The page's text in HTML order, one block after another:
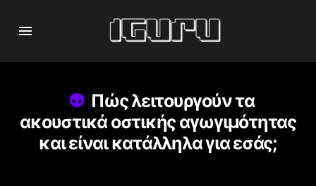
Πώς λειτουργούν τα
ακουστικά οστικής αγωγιμότητας
και είναι κατάλληλα για εσάς;